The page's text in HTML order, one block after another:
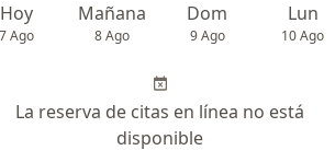
Hoy
7 Ago
Mañana
8 Ago
Dom
9 Ago
Lun
10 Ago
La reserva de citas en línea no está
disponible